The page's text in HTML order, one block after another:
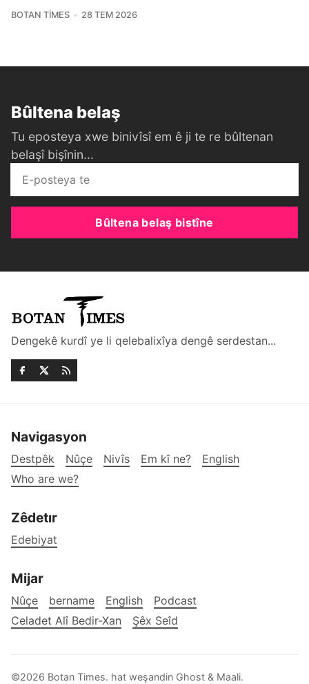
BOTAN TIMES 28 TEM 2026
Bûltena belaş
Tu eposteya xwe binivîsî em ê ji te re bûltenan
belaşî bişînin...
Bûltena belaş bistîne
Dengekê kurdî ye li qelebalixîya dengê serdestan...
Navigasyon
Destpêk Nûçe Nivîs Em kî ne?
English
Who are we?
Zêdetır
Edebiyat
Mijar
Nûçe bername English
Podcast
Celadet Alî Bedir-Xan
Şêx Seîd
©2026 Botan Times. hat weşandin Ghost & Maali.